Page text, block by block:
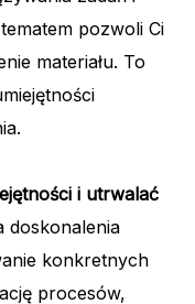
pozwoli Ci
materiału. To
i utrwalać
doskonalenia
konkretnych
procesów,